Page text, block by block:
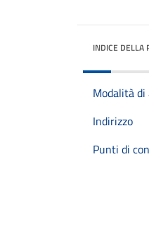
INDICE DELLA
Modalità di
Indirizzo
Punti di